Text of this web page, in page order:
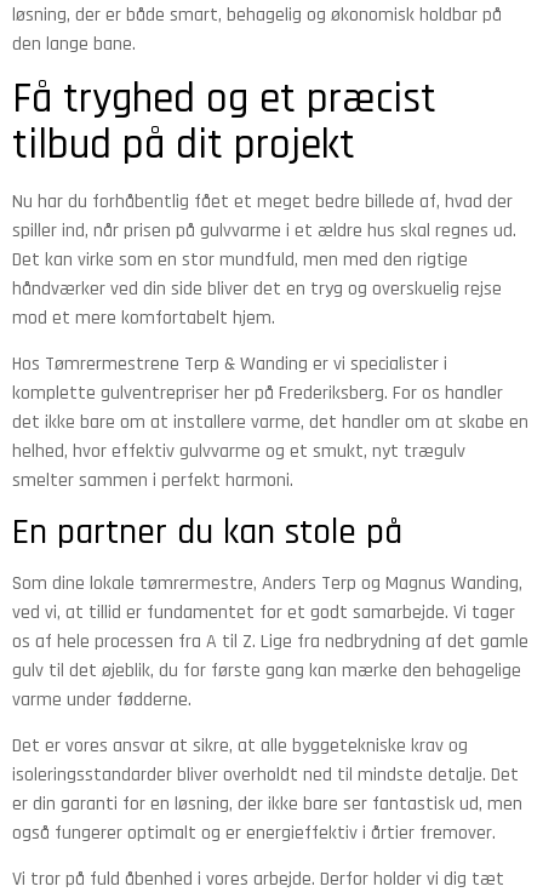
løsning, der er både smart, behagelig og økonomisk holdbar på
den lange bane.
Få tryghed og et præcist
tilbud på dit projekt
Nu har du forhåbentlig fået et meget bedre billede af, hvad der
spiller ind, når prisen på gulvvarme i et ældre hus skal regnes ud.
Det kan virke som en stor mundfuld, men med den rigtige
håndværker ved din side bliver det en tryg og overskuelig rejse
mod et mere komfortabelt hjem.
Hos Tømrermestrene Terp & Wanding er vi specialister i
komplette gulventrepriser her på Frederiksberg. For os handler
det ikke bare om at installere varme, det handler om at skabe en
helhed, hvor effektiv gulvvarme og et smukt, nyt trægulv
smelter sammen i perfekt harmoni.
En partner du kan stole på
Som dine lokale tømrermestre, Anders Terp og Magnus Wanding,
ved vi, at tillid er fundamentet for et godt samarbejde. Vi tager
os af hele processen fra A til Z. Lige fra nedbrydning af det gamle
gulv til det øjeblik, du for første gang kan mærke den behagelige
varme under fødderne.
Det er vores ansvar at sikre, at alle byggetekniske krav og
isoleringsstandarder bliver overholdt ned til mindste detalje. Det
er din garanti for en løsning, der ikke bare ser fantastisk ud, men
også fungerer optimalt og er energieffektiv i årtier fremover.
Vi tror på fuld åbenhed i vores arbejde. Derfor holder vi dig tæt